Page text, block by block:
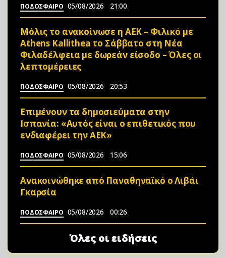
ΠΟΔΟΣΦΑΙΡΟ 05/08/2026 21:00
Μόλις το ανακοίνωσε η ΑΕΚ – Φιλικό με
Athens Kallithea το Σάββατο στη Νέα
Φιλαδέλφεια με δωρεάν είσοδο – Όλες οι
λεπτομέρειες
ΠΟΔΟΣΦΑΙΡΟ 05/08/2026 20:53
Επιμένουν τα δημοσιεύματα στην
Ισπανία: «Αυτός είναι ο επιθετικός που
ενδιαφέρει την ΑΕΚ»
ΠΟΔΟΣΦΑΙΡΟ 05/08/2026 15:06
Ανακοινώθηκε από Παναθηναϊκό ο Λιβάι
Γκαρσία
ΠΟΔΟΣΦΑΙΡΟ 05/08/2026 00:26
Όλες οι ειδήσεις